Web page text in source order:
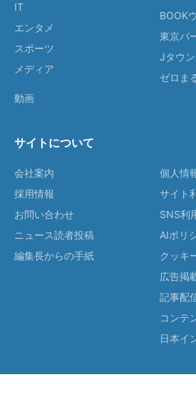
IT
エンタメ
スポーツ
メディア
動画
BOOK
東京バ
Jタウ
ゼロま
サイトについて
会社案内
採用情報
お問い合わせ
ニュース読者投稿
編集長からの手紙
個人情
サイト
SNS利
AIポリ
クッキ
広告掲
記事配
コンテ
日本イ